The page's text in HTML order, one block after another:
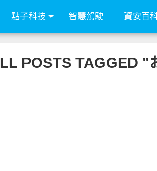
點子科技 智慧駕駛 資安百
POSTS TAGGED "